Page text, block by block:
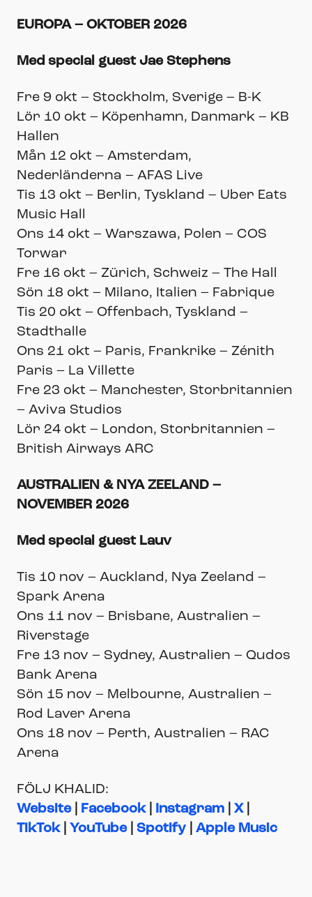
EUROPA – OKTOBER 2026
Med special guest Jae Stephens
Fre 9 okt – Stockholm, Sverige – B-K
Lör 10 okt – Köpenhamn, Danmark – KB
Hallen
Mån 12 okt – Amsterdam,
Nederländerna – AFAS Live
Tis 13 okt – Berlin, Tyskland – Uber Eats
Music Hall
Ons 14 okt – Warszawa, Polen – COS
Torwar
Fre 16 okt – Zürich, Schweiz – The Hall
Sön 18 okt – Milano, Italien – Fabrique
Tis 20 okt – Offenbach, Tyskland –
Stadthalle
Ons 21 okt – Paris, Frankrike – Zénith
Paris – La Villette
Fre 23 okt – Manchester, Storbritannien
– Aviva Studios
Lör 24 okt – London, Storbritannien –
British Airways ARC
AUSTRALIEN & NYA ZEELAND –
NOVEMBER 2026
Med special guest Lauv
Tis 10 nov – Auckland, Nya Zeeland –
Spark Arena
Ons 11 nov – Brisbane, Australien –
Riverstage
Fre 13 nov – Sydney, Australien – Qudos
Bank Arena
Sön 15 nov – Melbourne, Australien –
Rod Laver Arena
Ons 18 nov – Perth, Australien – RAC
Arena
FÖLJ KHALID:
Website| Facebook| Instagram X|
TikTok| YouTube Spotify Apple Music